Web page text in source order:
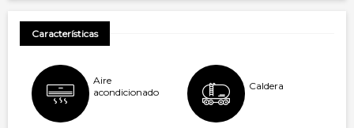
Características
Aire
acondicionado
Caldera